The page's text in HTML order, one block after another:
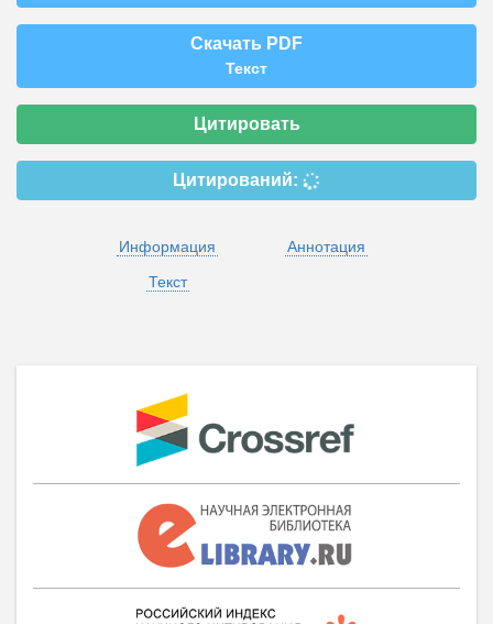
Скачать PDF
Текст
Цитировать
Цитирований:
Информация
Аннотация
Текст